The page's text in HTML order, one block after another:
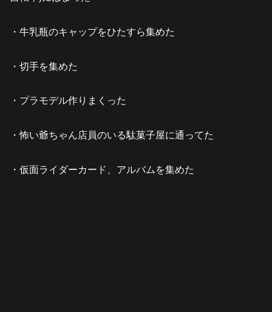
・牛乳瓶のキャップをひたすら集めた
・切手を集めた
・プラモデル作りまくった
・怖い爺ちゃん店員のいる駄菓子屋に通ってた
・仮面ライダーカード、アルバムを集めた